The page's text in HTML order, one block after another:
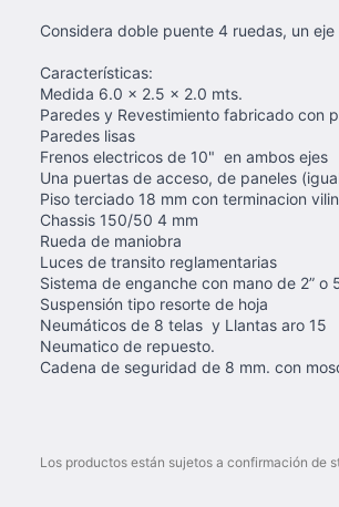
Considera doble puente 4 ruedas, un
Características:
Medida 6.0 x 2.5 x 2.0 mts.
Paredes y Revestimiento fabricado con
Paredes lisas
Frenos electricos de 10" en ambos ejes
Una puertas de acceso, de paneles
Piso terciado 18 mm con terminacion
Chassis 150/50 4 mm
Rueda de maniobra
Luces de transito reglamentarias
Sistema de enganche con mano de 2” o
Suspensión tipo resorte de hoja
Neumáticos de 8 telas y Llantas aro 15
Neumatico de repuesto.
Cadena de seguridad de 8 mm. con
Los productos están sujetos a confirmación de